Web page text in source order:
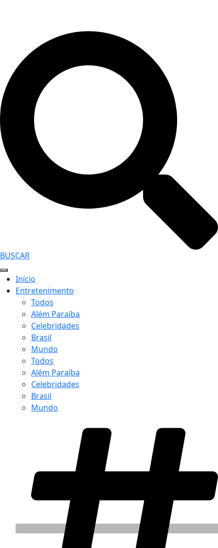
BUSCAR
Início
Entretenimento
Todos
Além Paraíba
Celebridades
Brasil
Mundo
Todos
Além Paraíba
Celebridades
Brasil
Mundo